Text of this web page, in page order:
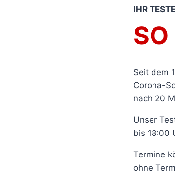
IHR
Seit dem
Corona-
nach 20
Unser
bis 18:00
Termine
ohne